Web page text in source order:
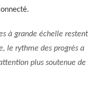
à grande échelle restent
le rythme des progrès a
plus soutenue de